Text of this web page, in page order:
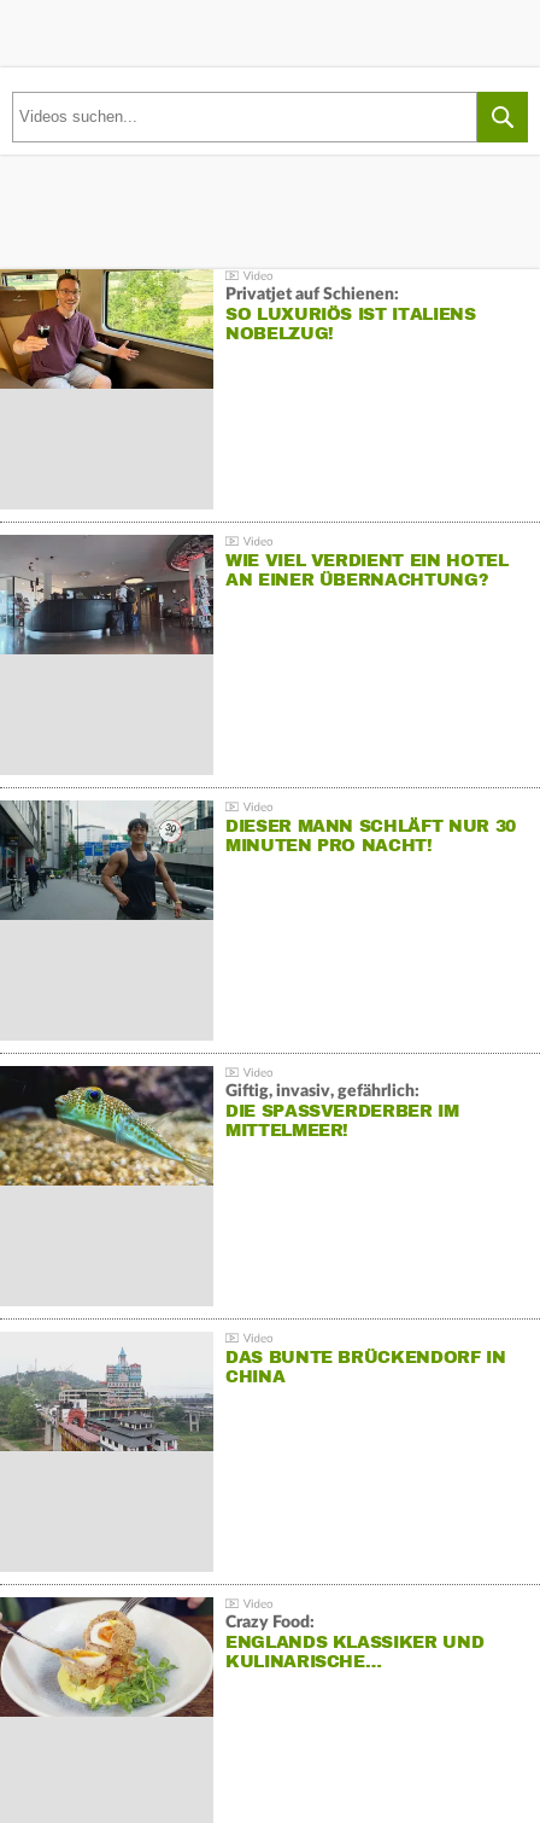
Privatjet auf Schienen:
SO LUXURIÖS IST ITALIENS
NOBELZUG!
WIE VIEL VERDIENT EIN HOTEL
AN EINER ÜBERNACHTUNG?
DIESER MANN SCHLÄFT NUR 30
MINUTEN PRO NACHT!
Giftig, invasiv, gefährlich:
DIE SPASSVERDERBER IM M
ITTELMEER!
DAS BUNTE BRÜCKENDORF IN
CHINA
Crazy Food:
ENGLANDS KLASSIKER UND
KULINARISCHE…